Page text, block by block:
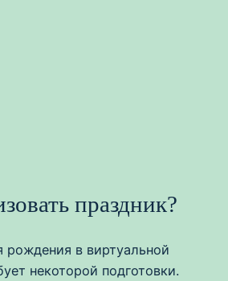
праздник?
рождения в виртуальной
некоторой подготовки.